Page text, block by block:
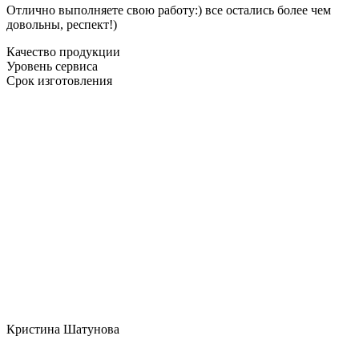
Отлично выполняете свою работу:) все остались более чем
довольны, респект!)
Качество продукции
Уровень сервиса
Срок изготовления
Кристина Шатунова